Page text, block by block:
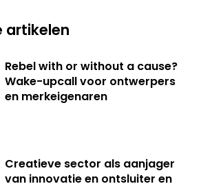
artikelen
Rebel with or without a cause?
Wake-upcall voor ontwerpers
en merkeigenaren
Creatieve sector als aanjager
van innovatie en ontsluiter en